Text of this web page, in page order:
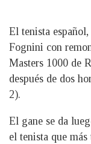
El tenista
Fognini con
Masters 1000 de
después de dos
2).
El gane se da
el tenista que